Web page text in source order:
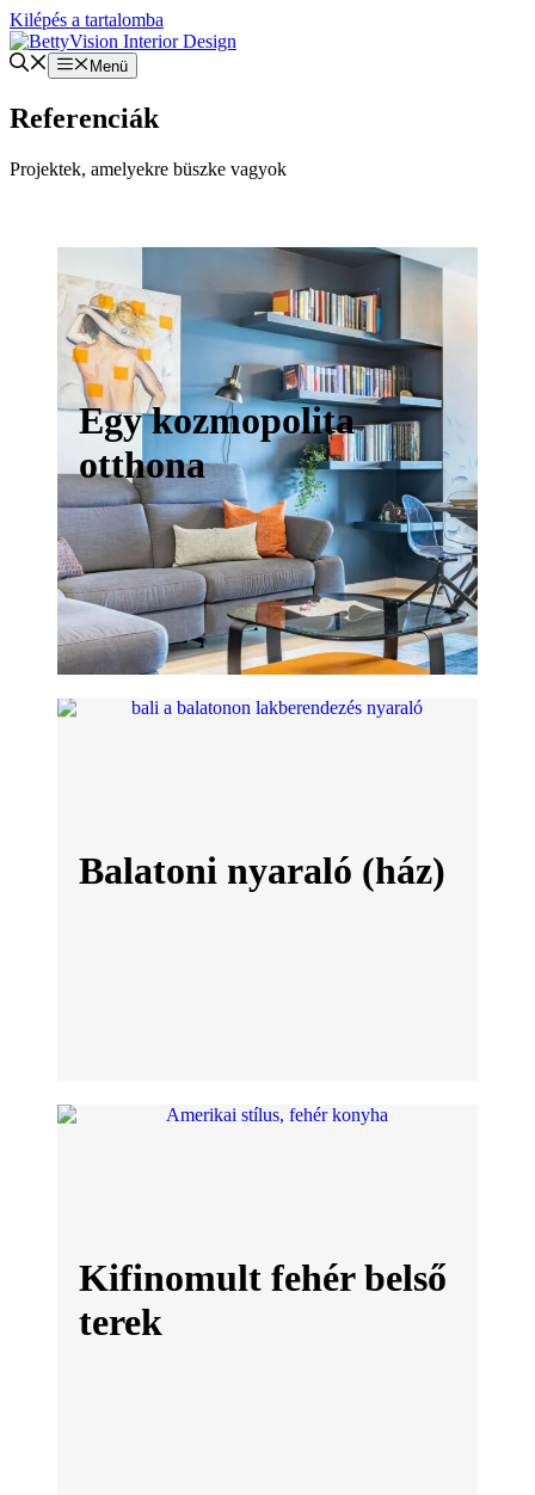
Kilépés a tartalomba
Menü
Referenciák
Projektek, amelyekre büszke vagyok
Egy kozmopolita
otthona
Balatoni nyaraló (ház)
Kifinomult fehér belső
terek